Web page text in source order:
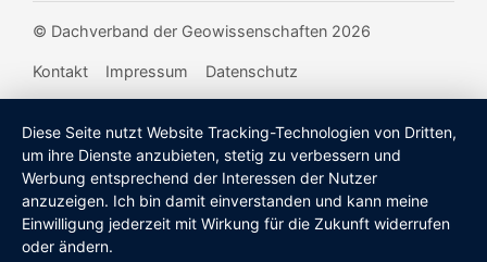
© Dachverband der Geowissenschaften 2026
Kontakt Impressum Datenschutz
Diese Seite nutzt Website Tracking-Technologien von Dritten,
um ihre Dienste anzubieten, stetig zu verbessern und
Werbung entsprechend der Interessen der Nutzer
anzuzeigen. Ich bin damit einverstanden und kann meine
Einwilligung jederzeit mit Wirkung für die Zukunft widerrufen
oder ändern.